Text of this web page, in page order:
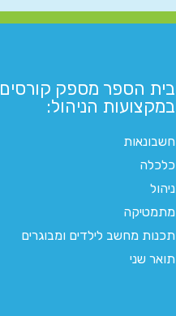
בית הספר מספק קורסים
במקצועות הניהול:
חשבונאות
כלכלה
ניהול
מתמטיקה
תכנות מחשב לילדים ומבוגרים
תואר שני